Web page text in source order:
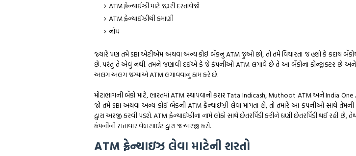
ATM ફ્રેન્ચાઈઝી માટે જરૂરી દસ્તાવેજો
ATM ફ્રેન્ચાઈઝીથી કમાણી
નોંધ
જ્યારે પણ તમે SBI એટીએમ અથવા અન્ય કોઈ બેંકનું ATM જુઓ છો, તો તમે વિચારતા જ હશો કે કદાચ
છે. પરંતુ તે એવું નથી. તમને જણાવી દઈએ કે જે કંપનીઓ ATM લગાવે છે તે આ બેંકોના કોન્ટ્રાક્ટર છે
અલગ અલગ જગ્યાએ ATM લગાવવાનું કામ કરે છે.
મોટાભાગની બેંકો માટે, ભારતમાં ATM સ્થાપવાનો કરાર Tata Indicash, Muthoot ATM અને India
જો તમે SBI અથવા અન્ય કોઈ બેંકની ATM ફ્રેન્ચાઈઝી લેવા માંગતા હો, તો તમારે આ કંપનીઓ સાથે તેમની
દ્વારા અરજી કરવી પડશે. ATM ફ્રેન્ચાઈઝીના નામે લોકો સાથે છેતરપિંડી કરીને ઘણી છેતરપિંડી થઈ રહી છે,
કંપનીની સત્તાવાર વેબસાઈટ દ્વારા જ અરજી કરો.
ATM ફ્રેન્ચાઇઝ લેવા માટેની શરતો